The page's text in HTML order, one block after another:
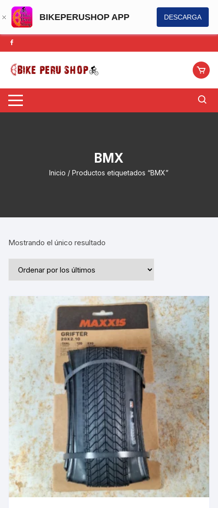
BIKEPERUSHOP APP DESCARGA
Saltar
al
contenido
BMX
Inicio / Productos etiquetados “BMX”
Mostrando el único resultado